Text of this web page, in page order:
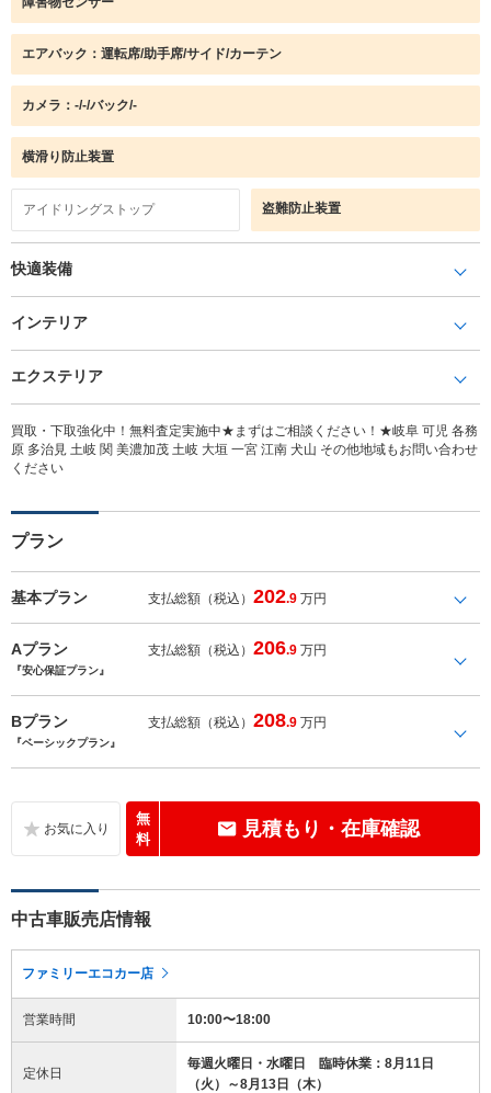
エアバック：運転席/助手席/サイド/カーテン
カメラ：-/-/バック/-
横滑り防止装置
アイドリングストップ 盗難防止装置
快適装備
インテリア
エクステリア
買取・下取強化中！無料査定実施中★まずはご相談ください！★岐阜 可児 各務
原 多治見 土岐 関 美濃加茂 土岐 大垣 一宮 江南 犬山 その他地域もお問い合わせ
ください
プラン
基本プラン 支払総額（税込）202.9 万円
Aプラン 支払総額（税込）206.9 万円
『安心保証プラン』
Bプラン 支払総額（税込）208.9 万円
『ベーシックプラン』
無
料
見積もり・在庫確認
中古車販売店情報
ファミリーエコカー店
営業時間 10:00〜18:00
定休日
毎週火曜日・水曜日 臨時休業：8月11日
（火）～8月13日（木）